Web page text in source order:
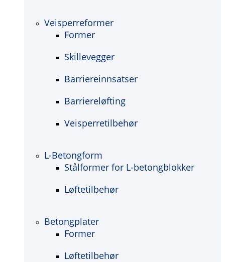
Veisperreformer
Former
Skillevegger
Barriereinnsatser
Barriereløfting
Veisperretilbehør
L-Betongform
Stålformer for L-betongblokker
Løftetilbehør
Betongplater
Former
Løftetilbehør